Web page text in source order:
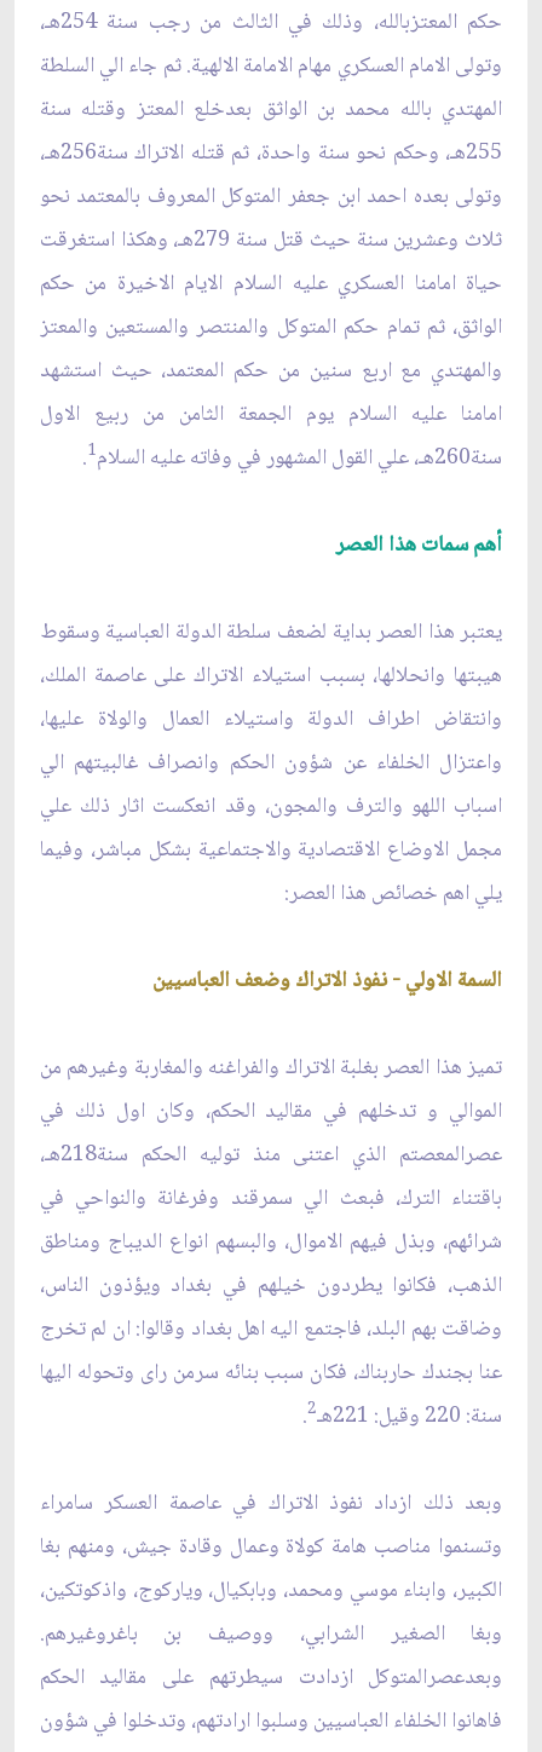
حكم المعتزبالله، وذلك في الثالث من رجب سنة 254هـ،
وتولى الامام العسكري مهام الامامة الالهية. ثم جاء الي السلطة
المهتدي بالله محمد بن الواثق بعدخلع المعتز وقتله سنة
255هـ، وحكم نحو سنة واحدة، ثم قتله الاتراك سنة256هـ،
وتولى بعده احمد ابن جعفر المتوكل المعروف بالمعتمد نحو
ثلاث وعشرين سنة حيث قتل سنة 279هـ، وهكذا استغرقت
حياة امامنا العسكري عليه السلام الايام الاخيرة من حكم
الواثق، ثم تمام حكم المتوكل والمنتصر والمستعين والمعتز
والمهتدي مع اربع سنين من حكم المعتمد، حيث استشهد
امامنا عليه السلام يوم الجمعة الثامن من ربيع الاول
سنة260هـ، علي القول المشهور في وفاته عليه السلام
1
.
أهم سمات هذا العصر
يعتبر هذا العصر بداية لضعف سلطة الدولة العباسية وسقوط
هيبتها وانحلالها، بسبب استيلاء الاتراك على عاصمة الملك،
وانتقاض اطراف الدولة واستيلاء العمال والولاة عليها،
واعتزال الخلفاء عن شؤون الحكم وانصراف غالبيتهم الي
اسباب اللهو والترف والمجون، وقد انعكست اثار ذلك علي
مجمل الاوضاع الاقتصادية والاجتماعية بشكل مباشر، وفيما
يلي اهم خصائص هذا العصر:
السمة الاولي - نفوذ الاتراك وضعف العباسيين
تميز هذا العصر بغلبة الاتراك والفراغنه والمغاربة وغيرهم من
الموالي و تدخلهم في مقاليد الحكم، وكان اول ذلك في
عصرالمعصتم الذي اعتنى منذ توليه الحكم سنة218هـ،
باقتناء الترك، فبعث الي سمرقند وفرغانة والنواحي في
شرائهم، وبذل فيهم الاموال، والبسهم انواع الديباج ومناطق
الذهب، فكانوا يطردون خيلهم في بغداد ويؤذون الناس،
وضاقت بهم البلد، فاجتمع اليه اهل بغداد وقالوا: ان لم تخرج
عنا بجندك حاربناك، فكان سبب بنائه سرمن راى وتحوله اليها
سنة: 220 وقيل: 221هـ
2
.
وبعد ذلك ازداد نفوذ الاتراك في عاصمة العسكر سامراء
وتسنموا مناصب هامة كولاة وعمال وقادة جيش، ومنهم بغا
الكبير، وابناء موسي ومحمد، وبابكيال، وياركوج، واذكوتكين،
وبغا الصغير الشرابي، ووصيف بن باغروغيرهم.
وبعدعصرالمتوكل ازدادت سيطرتهم على مقاليد الحكم
فاهانوا الخلفاء العباسيين وسلبوا ارادتهم، وتدخلوا في شؤون